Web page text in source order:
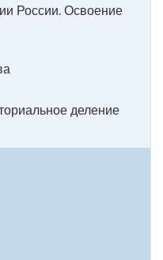
России. Освоение
деление